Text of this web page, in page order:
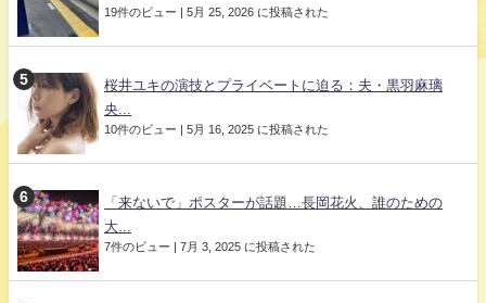
19件のビュー | 5月 25, 2026 に投稿された
桜井ユキの演技とプライベートに迫る：夫・黒羽麻璃
央...
10件のビュー | 5月 16, 2025 に投稿された
「来ないで」ポスターが話題…長岡花火、誰のための
大...
7件のビュー | 7月 3, 2025 に投稿された